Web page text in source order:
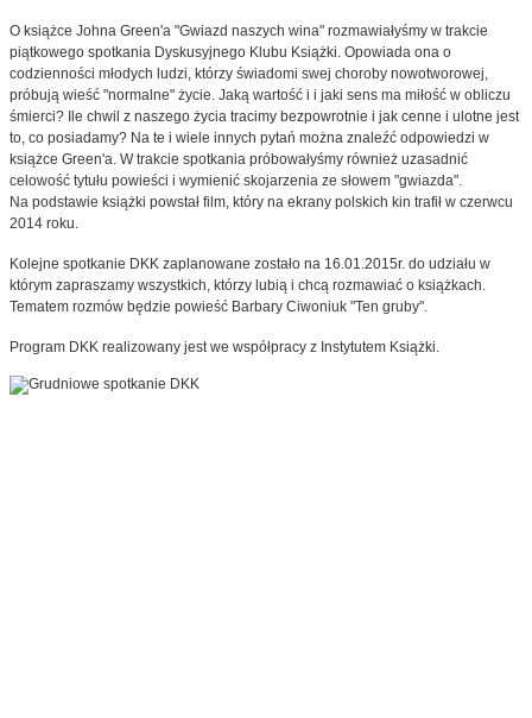
O książce Johna Green'a "Gwiazd naszych wina" rozmawiałyśmy w trakcie
piątkowego spotkania Dyskusyjnego Klubu Książki. Opowiada ona o
codzienności młodych ludzi, którzy świadomi swej choroby nowotworowej,
próbują wieść "normalne" życie. Jaką wartość i i jaki sens ma miłość w obliczu
śmierci? Ile chwil z naszego życia tracimy bezpowrotnie i jak cenne i ulotne jest
to, co posiadamy? Na te i wiele innych pytań można znaleźć odpowiedzi w
książce Green'a. W trakcie spotkania próbowałyśmy również uzasadnić
celowość tytułu powieści i wymienić skojarzenia ze słowem "gwiazda".
Na podstawie książki powstał film, który na ekrany polskich kin trafił w czerwcu
2014 roku.
Kolejne spotkanie DKK zaplanowane zostało na 16.01.2015r. do udziału w
którym zapraszamy wszystkich, którzy lubią i chcą rozmawiać o książkach.
Tematem rozmów będzie powieść Barbary Ciwoniuk "Ten gruby".
Program DKK realizowany jest we współpracy z Instytutem Książki.